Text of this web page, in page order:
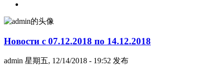
Новости с 07.12.2018 по 14.12.2018
admin 星期五, 12/14/2018 - 19:52 发布